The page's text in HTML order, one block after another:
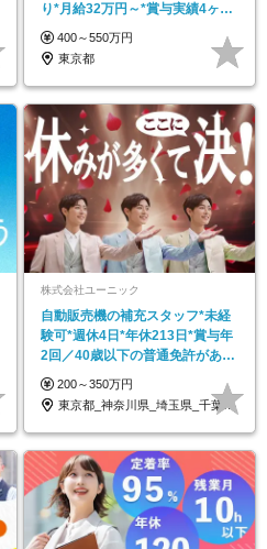
り*月給32万円～*賞与実績4ヶ月*
面接1回
400～550万円
東京都
株式会社ユーニック
自動販売機の補充スタッフ*未経
験可*週休4日*年休213日*賞与年
2回／40歳以下の普通免許がある
方全員面接
200～350万円
東京都_神奈川県_埼玉県_千葉県_茨城県